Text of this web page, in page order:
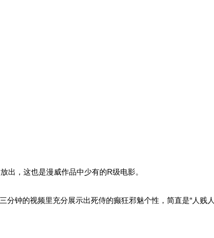
出，这也是漫威作品中少有的R级电影。
钟的视频里充分展示出死侍的癫狂邪魅个性，简直是“人贱人